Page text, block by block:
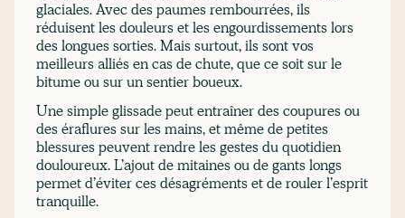
glaciales. Avec des paumes rembourrées, ils
réduisent les douleurs et les engourdissements lors
des longues sorties. Mais surtout, ils sont vos
meilleurs alliés en cas de chute, que ce soit sur le
bitume ou sur un sentier boueux.
Une simple glissade peut entraîner des coupures ou
des éraflures sur les mains, et même de petites
blessures peuvent rendre les gestes du quotidien
douloureux. L’ajout de mitaines ou de gants longs
permet d’éviter ces désagréments et de rouler l’esprit
tranquille.